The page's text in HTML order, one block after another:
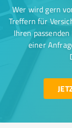
Wer wird gern
Treffern für
Ihren
einer